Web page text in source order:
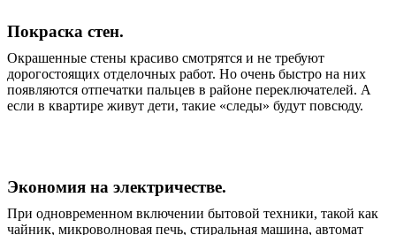
Покраска стен.
Окрашенные стены красиво смотрятся и не требуют
дорогостоящих отделочных работ. Но очень быстро на них
появляются отпечатки пальцев в районе переключателей. А
если в квартире живут дети, такие «следы» будут повсюду.
Экономия на электричестве.
При одновременном включении бытовой техники, такой как
чайник, микроволновая печь, стиральная машина, автомат